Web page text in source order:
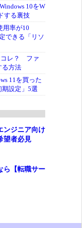
10をW
する裏技
用率が10
できる「リソ
コレ？ ファ
る方法
11を買った
設定」5選
ンジニア向け
望者必見
ら【転職サー